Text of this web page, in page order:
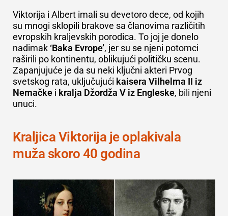
Viktorija i Albert imali su devetoro dece, od kojih
su mnogi sklopili brakove sa članovima različitih
evropskih kraljevskih porodica. To joj je donelo
nadimak ‘Baka Evrope’, jer su se njeni potomci
raširili po kontinentu, oblikujući političku scenu.
Zapanjujuće je da su neki ključni akteri Prvog
svetskog rata, uključujući kaisera Vilhelma II iz
Nemačke i kralja Džordža V iz Engleske, bili njeni
unuci.
Kraljica Viktorija je oplakivala
muža skoro 40 godina